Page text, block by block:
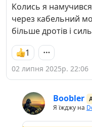
Колись я
через кабельний
більше дротів і
1
02 липня 2025р. 22:06
Boobler
Я їжджу на